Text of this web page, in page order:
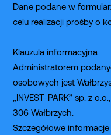
Dane podane w
celu realizacji prośby o
Klauzula informacyjna
Administratorem
osobowych jest
„INVEST-PARK” sp. z
306 Wałbrzych.
Szczegółowe